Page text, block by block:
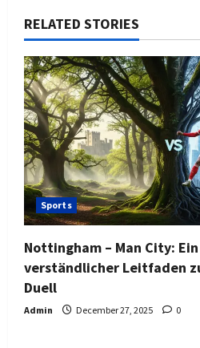
RELATED STORIES
Sports
Nottingham – Man City:
verständlicher Leitfaden
Duell
Admin December 27, 2025 0